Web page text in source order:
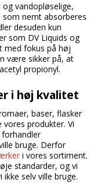
vandopløselige,
som nemt absorberes
desuden kun
som DV Liquids og
med fokus på høj
være sikker på, at
propionyl.
i høj kvalitet
baser, flasker
produkter. Vi
bruge. Derfor
i vores sortiment.
standarder, og vi
selv ville bruge.